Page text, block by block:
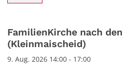
FamilienKirche nach
(Kleinmaischeid)
9. Aug. 2026 14:00 - 17:00